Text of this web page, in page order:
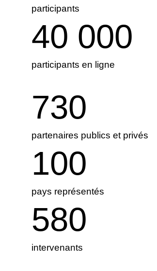
participants
participants en ligne
40 000
partenaires publics et privés
730
pays représentés
100
intervenants
580